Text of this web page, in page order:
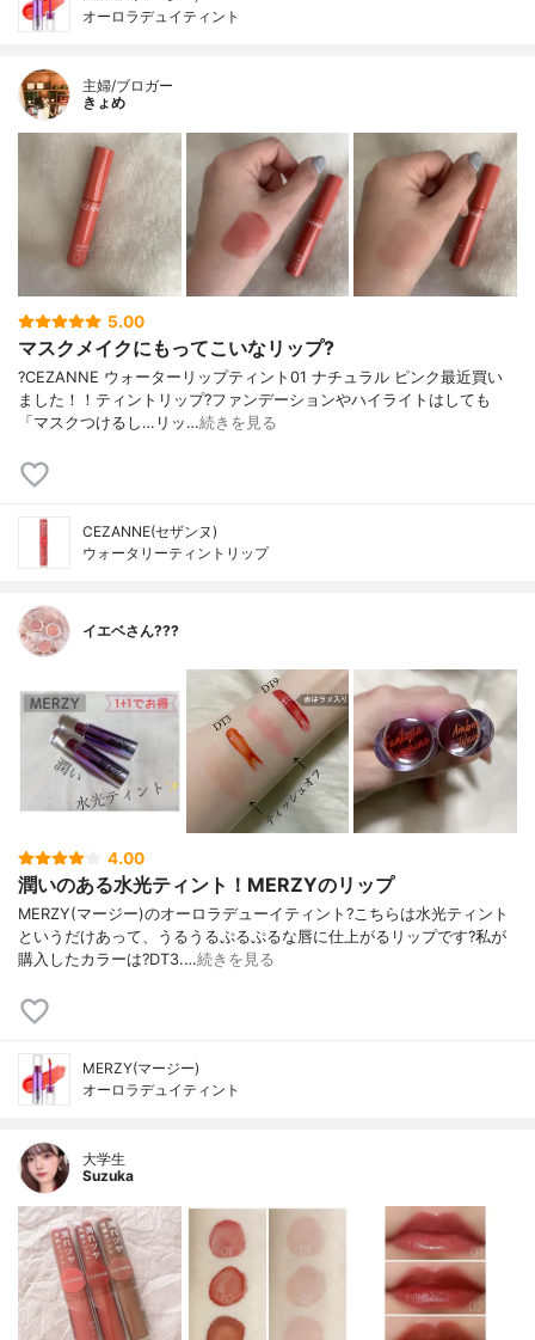
オーロラデュイティント
主婦/ブロガー
きょめ
5.00
マスクメイクにもってこいなリップ?
?CEZANNE ウォーターリップティント01 ナチュラル ピンク最近買い
ました！！ティントリップ?ファンデーションやハイライトはしても
「マスクつけるし…リッ…続きを見る
CEZANNE(セザンヌ)
ウォータリーティントリップ
イエベさん???
4.00
潤いのある水光ティント！MERZYのリップ
MERZY(マージー)のオーロラデューイティント?こちらは水光ティント
というだけあって、うるうるぷるぷるな唇に仕上がるリップです?私が
購入したカラーは?DT3.…続きを見る
MERZY(マージー)
オーロラデュイティント
大学生
Suzuka